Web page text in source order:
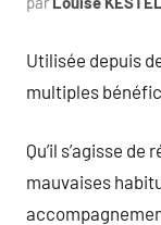
Utilisée depuis
multiples
Qu’il s’agisse
mauvaises